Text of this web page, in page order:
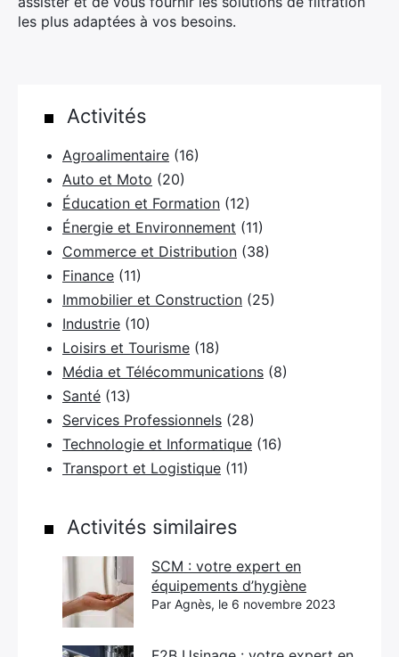
les plus adaptées à vos besoins.
Activités
Agroalimentaire (16)
Auto et Moto (20)
Éducation et Formation (12)
Énergie et Environnement (11)
Commerce et Distribution (38)
Finance (11)
Immobilier et Construction (25)
Industrie (10)
Loisirs et Tourisme (18)
Média et Télécommunications (8)
Santé (13)
Services Professionnels (28)
Technologie et Informatique (16)
Transport et Logistique (11)
Activités similaires
SCM : votre expert en
équipements d’hygiène
Par Agnès, le 6 novembre 2023
Rechercher
: